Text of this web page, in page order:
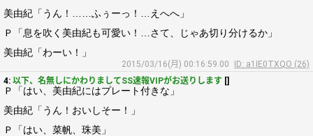
美由紀「うん！……ふぅーっ！…えへへ」
Ｐ「息を吹く美由紀も可愛い！…さて、じゃあ切り分けるか」
美由紀「わーい！」
2015/03/16(月) 00:16:59.00
ID: a1IE0TXQO (26)
4: 以下、名無しにかわりましてSS速報VIPがお送りします []
Ｐ「はい、美由紀にはプレート付きな」
美由紀「うん！おいしそー！」
Ｐ「はい、菜帆、珠美」